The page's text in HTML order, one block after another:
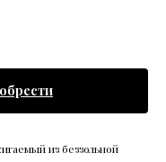
из беззольной